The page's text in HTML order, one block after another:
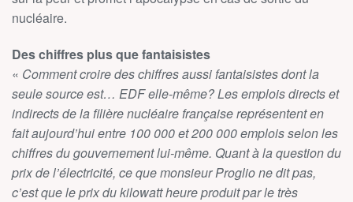
nucléaire.
Des chiffres plus que fantaisistes
« Comment croire des chiffres aussi fantaisistes dont la
seule source est… EDF elle-même? Les emplois directs et
indirects de la filière nucléaire française représentent en
fait aujourd’hui entre 100 000 et 200 000 emplois selon les
chiffres du gouvernement lui-même. Quant à la question du
prix de l’électricité, ce que monsieur Proglio ne dit pas,
c’est que le prix du kilowatt heure produit par le très